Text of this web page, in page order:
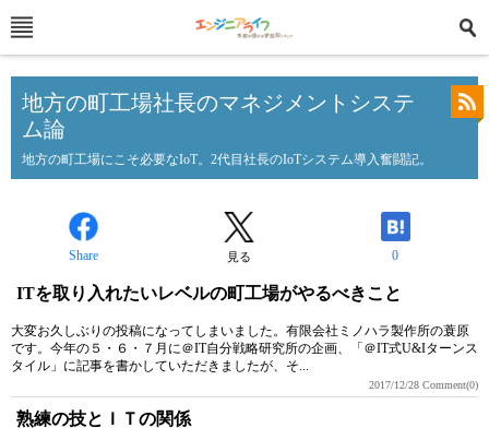
地方の町工場社長のマネジメントシステ
ム論
地方の町工場にこそ必要なIoT。2代目社長のIoTシステム導入奮闘記。
Share 見る 0
ITを取り入れたいレベルの町工場がやるべきこと
大変お久しぶりの投稿になってしまいました。有限会社ミノハラ製作所の蓑原
です。今年の５・６・７月に＠IT自分戦略研究所の企画、「＠IT式U&Iターンス
タイル」に記事を書かしていただきましたが、そ...
2017/12/28 Comment(0)
熟練の技とＩＴの関係